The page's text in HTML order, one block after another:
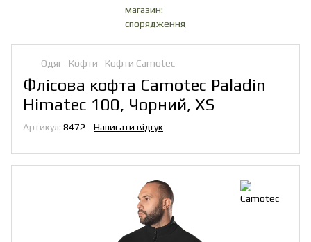
Одяг Кофти Кофти Camotec
Флісова кофта Camotec Paladin
Himatec 100, Чорний, XS
Артикул: 8472 Написати відгук